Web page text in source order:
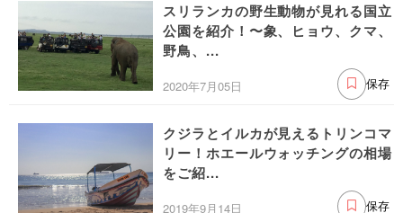
スリランカの野生動物が見れる国立
公園を紹介！〜象、ヒョウ、クマ、
野鳥、...
2020年7月05日 保存
クジラとイルカが見えるトリンコマ
リー！ホエールウォッチングの相場
をご紹...
2019年9月14日 保存